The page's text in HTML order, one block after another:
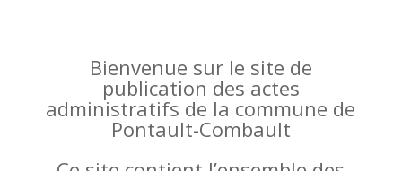
Bienvenue sur le site de
publication des actes
administratifs de la commune de
Pontault-Combault